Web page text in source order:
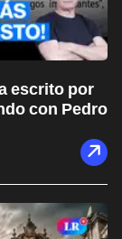
escrito por
con Pedro